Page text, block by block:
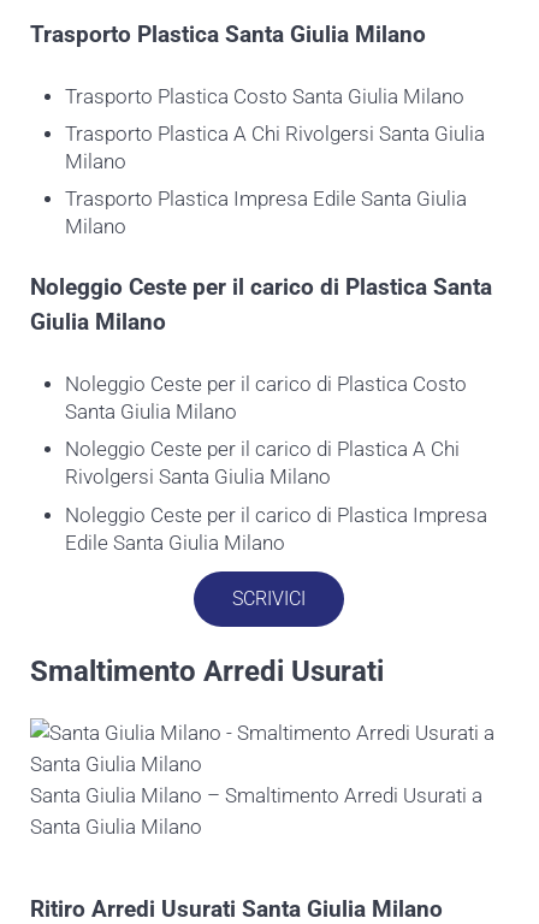
Trasporto Plastica Santa Giulia Milano
Trasporto Plastica Costo Santa Giulia Milano
Trasporto Plastica A Chi Rivolgersi Santa Giulia
Milano
Trasporto Plastica Impresa Edile Santa Giulia
Milano
Noleggio Ceste per il carico di Plastica Santa
Giulia Milano
Noleggio Ceste per il carico di Plastica Costo
Santa Giulia Milano
Noleggio Ceste per il carico di Plastica A Chi
Rivolgersi Santa Giulia Milano
Noleggio Ceste per il carico di Plastica Impresa
Edile Santa Giulia Milano
SCRIVICI
Smaltimento Arredi Usurati
Santa Giulia Milano – Smaltimento Arredi Usurati a
Santa Giulia Milano
Ritiro Arredi Usurati Santa Giulia Milano